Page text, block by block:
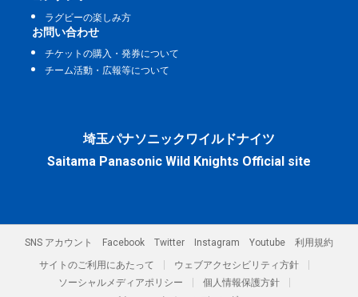
ラグビーの楽しみ方
お問い合わせ
チケットの購入・発券について
チーム活動・広報等について
埼玉パナソニックワイルドナイツ
Saitama Panasonic Wild Knights Official site
SNS アカウント Facebook Twitter Instagram Youtube
利用規約
サイトのご利用にあたって
ウェブアクセシビリティ方針
ソーシャルメディアポリシー
個人情報保護方針